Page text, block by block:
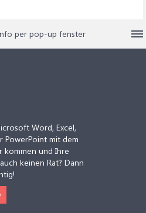
per pop-up fenster
Word, Excel,
PowerPoint mit dem
kommen und Ihre
keinen Rat? Dann